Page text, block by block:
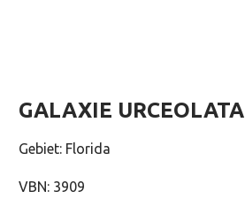
GALAXIE URCEOLATA
Gebiet: Florida
VBN: 3909